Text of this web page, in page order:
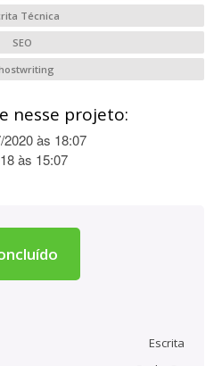
Técnica
SEO
nesse projeto:
2020 às 18:07
às 15:07
Escrita